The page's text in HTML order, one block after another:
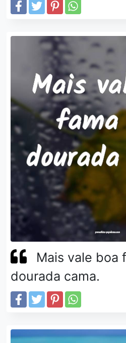
Mais vale boa
dourada cama.